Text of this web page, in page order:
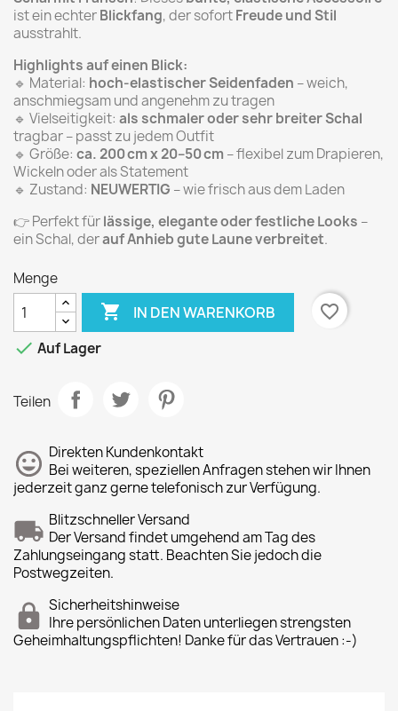
ist ein echterBlickfang, der sofortFreude und Stil
ausstrahlt.
Highlights auf einen Blick:
🔹 Material: hoch-elastischer Seidenfaden – weich,
anschmiegsam und angenehm zu tragen
🔹 Vielseitigkeit: als schmaler oder sehr breiter Schal
tragbar – passt zu jedem Outfit
🔹 Größe: ca. 200 cm x 20–50 cm – flexibel zum Drapieren,
Wickeln oder als Statement
🔹 Zustand: NEUWERTIG – wie frisch aus dem Laden
👉 Perfekt fürlässige, elegante oder festliche Looks –
ein Schal, derauf Anhieb gute Laune verbreitet.
Menge
 IN DEN WARENKORB
favorite_border
 Auf Lager
Teilen
Direkten Kundenkontakt
Bei weiteren, speziellen Anfragen stehen wir Ihnen
jederzeit ganz gerne telefonisch zur Verfügung.
Blitzschneller Versand
Der Versand findet umgehend am Tag des
Zahlungseingang statt. Beachten Sie jedoch die
Postwegzeiten.
Sicherheitshinweise
Ihre persönlichen Daten unterliegen strengsten
Geheimhaltungspflichten! Danke für das Vertrauen :-)